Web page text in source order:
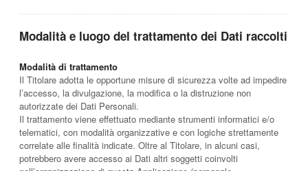
Modalità e luogo del trattamento dei Dati raccolti
Modalità di trattamento
Il Titolare adotta le opportune misure di sicurezza volte ad impedire
l’accesso, la divulgazione, la modifica o la distruzione non
autorizzate dei Dati Personali.
Il trattamento viene effettuato mediante strumenti informatici e/o
telematici, con modalità organizzative e con logiche strettamente
correlate alle finalità indicate. Oltre al Titolare, in alcuni casi,
potrebbero avere accesso ai Dati altri soggetti coinvolti